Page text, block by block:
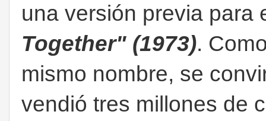
una versión previa para
Together" (1973).
mismo nombre, se
vendió tres millones de